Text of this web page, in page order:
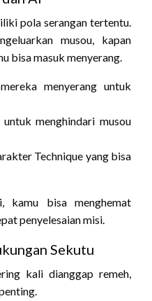
pola serangan tertentu.
musou, kapan
bisa masuk menyerang.
menyerang untuk
menghindari musou
Technique yang bisa
kamu bisa menghemat
penyelesaian misi.
Sekutu
kali dianggap remeh,